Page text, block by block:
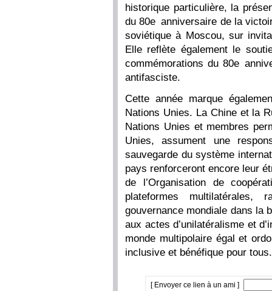
historique particulière, la
du 80e anniversaire de la
soviétique à Moscou, sur
Elle reflète également le
commémorations du 80e
antifasciste.
Cette année marque
Nations Unies. La Chine et la
Nations Unies et membres
Unies, assument une
sauvegarde du système
pays renforceront encore leur
de l’Organisation de
plateformes
gouvernance mondiale dans la
aux actes d’unilatéralisme et
monde multipolaire égal et
inclusive et bénéfique pour tous.
[ Envoyer ce lien à un ami ]